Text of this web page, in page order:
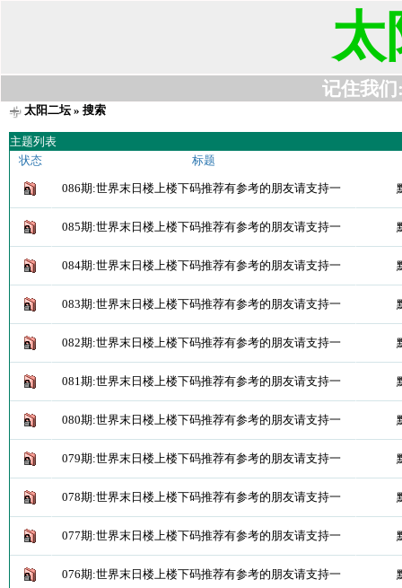
太
记住我们
太阳二坛» 搜索
主题列表
状态
标题
086期:世界末日楼上楼下码推荐有参考的朋友请支持一
085期:世界末日楼上楼下码推荐有参考的朋友请支持一
084期:世界末日楼上楼下码推荐有参考的朋友请支持一
083期:世界末日楼上楼下码推荐有参考的朋友请支持一
082期:世界末日楼上楼下码推荐有参考的朋友请支持一
081期:世界末日楼上楼下码推荐有参考的朋友请支持一
080期:世界末日楼上楼下码推荐有参考的朋友请支持一
079期:世界末日楼上楼下码推荐有参考的朋友请支持一
078期:世界末日楼上楼下码推荐有参考的朋友请支持一
077期:世界末日楼上楼下码推荐有参考的朋友请支持一
076期:世界末日楼上楼下码推荐有参考的朋友请支持一